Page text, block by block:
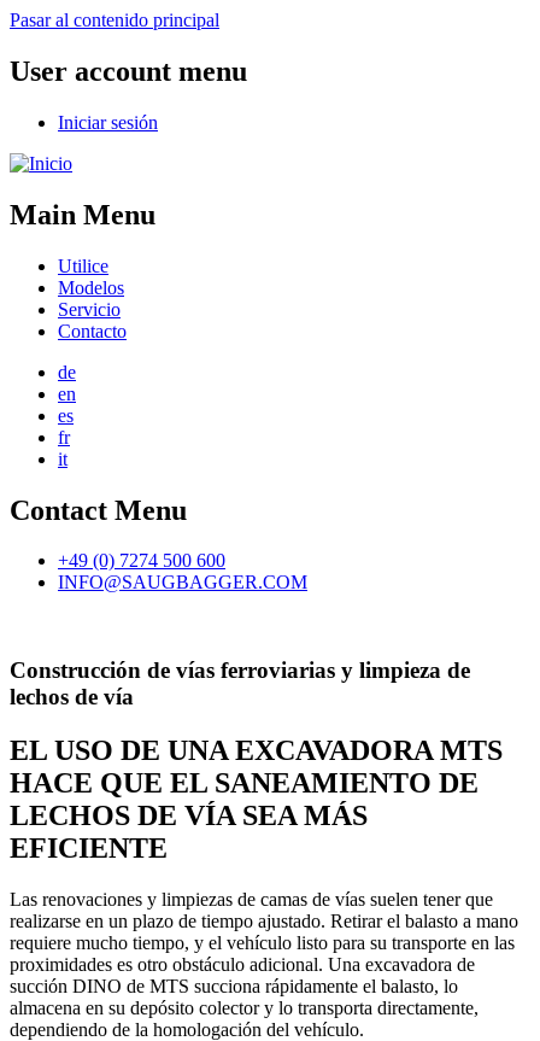
Pasar al contenido principal
User account menu
Iniciar sesión
Main Menu
Utilice
Modelos
Servicio
Contacto
de
en
es
fr
it
Contact Menu
+49 (0) 7274 500 600
INFO@SAUGBAGGER.COM
Construcción de vías ferroviarias y limpieza de
lechos de vía
EL USO DE UNA EXCAVADORA MTS
HACE QUE EL SANEAMIENTO DE
LECHOS DE VÍA SEA MÁS
EFICIENTE
Las renovaciones y limpiezas de camas de vías suelen tener que
realizarse en un plazo de tiempo ajustado. Retirar el balasto a mano
requiere mucho tiempo, y el vehículo listo para su transporte en las
proximidades es otro obstáculo adicional. Una excavadora de
succión DINO de MTS succiona rápidamente el balasto, lo
almacena en su depósito colector y lo transporta directamente,
dependiendo de la homologación del vehículo.